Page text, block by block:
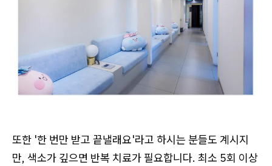
또한 '한 번만 받고 끝낼래요'라고 하시는 분들도 계시지
만, 색소가 깊으면 반복 치료가 필요합니다. 최소 5회 이상